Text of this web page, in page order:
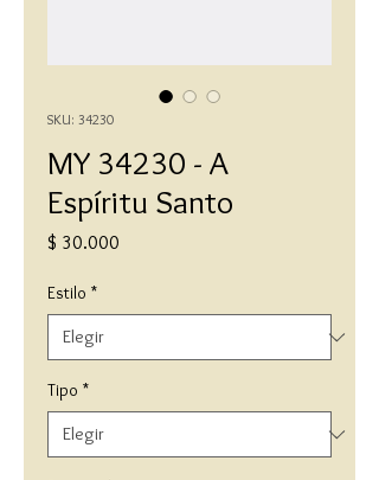
SKU: 34230
MY 34230 - A
Espíritu Santo
$ 30.000
Estilo *
Tipo *